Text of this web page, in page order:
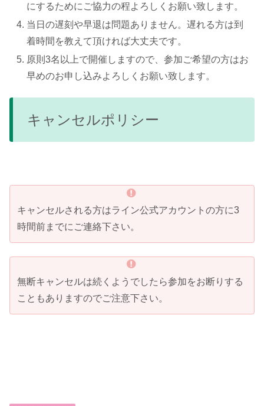
にするためにご協力の程よろしくお願い致します。
当日の遅刻や早退は問題ありません。遅れる方は到
着時間を教えて頂ければ大丈夫です。
原則3名以上で開催しますので、参加ご希望の方はお
早めのお申し込みよろしくお願い致します。
キャンセルポリシー
キャンセルされる方はライン公式アカウントの方に3
時間前までにご連絡下さい。
無断キャンセルは続くようでしたら参加をお断りする
こともありますのでご注意下さい。